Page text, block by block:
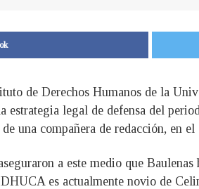
de Derechos Humanos de la
estrategia legal de defensa del
una compañera de redacción, en el
a este medio que
es actualmente novio de